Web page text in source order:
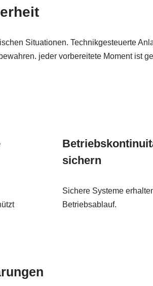
Situationen. Technikgesteuerte
jeder vorbereitete Moment ist
sichern
Sichere Systeme
Betriebsablauf.